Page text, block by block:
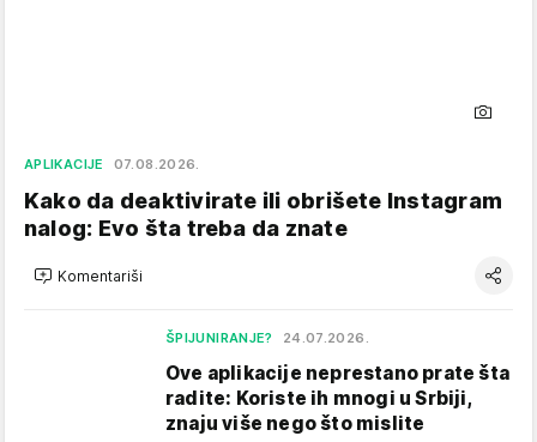
APLIKACIJE 07.08.2026.
Kako da deaktivirate ili obrišete Instagram
nalog: Evo šta treba da znate
Komentariši
ŠPIJUNIRANJE? 24.07.2026.
Ove aplikacije neprestano prate šta
radite: Koriste ih mnogi u Srbiji,
znaju više nego što mislite